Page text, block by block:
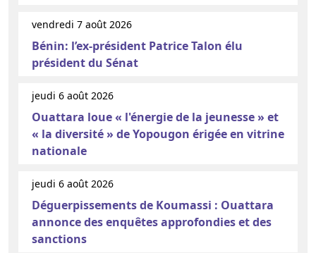
vendredi 7 août 2026
Bénin: l’ex-président Patrice Talon élu
président du Sénat
jeudi 6 août 2026
Ouattara loue « l'énergie de la jeunesse » et
« la diversité » de Yopougon érigée en vitrine
nationale
jeudi 6 août 2026
Déguerpissements de Koumassi : Ouattara
annonce des enquêtes approfondies et des
sanctions